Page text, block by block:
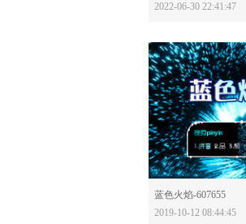
2022-06-30 22:41:47
分享：
蓝色火焰-607655
2019-10-12 08:44:45